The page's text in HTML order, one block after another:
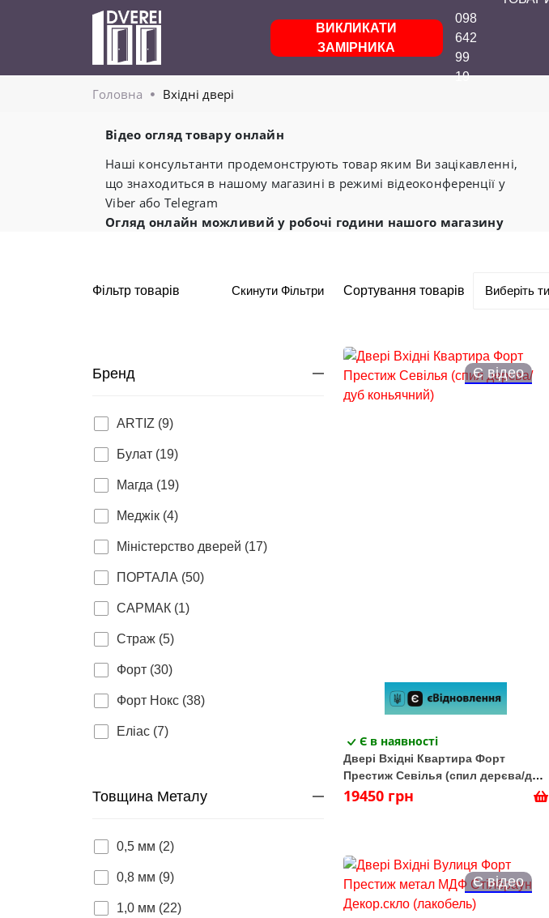
ВИКЛИКАТИ
ЗАМІРНИКА
098
642
99
19
Головнa Вхідні двері
Відео огляд товару онлайн
Наші консультанти продемонструють товар яким Ви зацікавленні,
що знаходиться в нашому магазині в режимі відеоконференції у
Viber або Telegram
Огляд онлайн можливий у робочі години нашого магазину
Фільтр товарів Скинути Фільтри
Бренд
ARTIZ (9)
Булат (19)
Магда (19)
Меджік (4)
Міністерство дверей (17)
ПОРТАЛА (50)
САРМАК (1)
Страж (5)
Форт (30)
Форт Нокс (38)
Еліас (7)
Товщина Металу
0,5 мм (2)
0,8 мм (9)
1,0 мм (22)
Сортування товарів
Є відео
Є в наявності
Двері Вхідні Квартира Форт
Престиж Севілья (спил дерєва/дуб
коньячний)
19450 грн
Є відео